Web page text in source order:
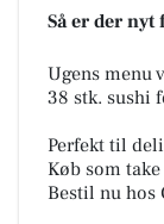
Så er der nyt
Ugens menu
38 stk. sushi
Perfekt til
Køb som
Bestil nu hos